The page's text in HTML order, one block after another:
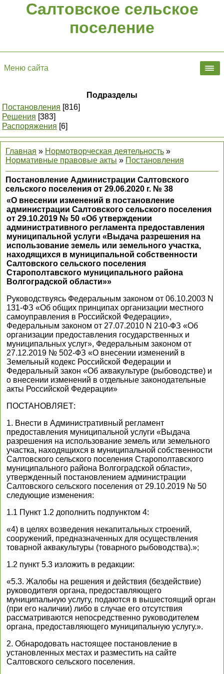
Салтовское сельское
поселение
Меню сайта
Подразделы
Постановления [816]
Решения [383]
Распоряжения [6]
Главная » Нормотворческая деятельность »
Нормативные правовые акты » Постановления
Постановление Администрации Салтовского
сельского поселения от 29.06.2020 г. № 38
«О внесении изменений в постановление
администрации Салтовского сельского поселения
от 29.10.2019 № 50 «Об утверждении
административного регламента предоставления
муниципальной услуги «Выдача разрешения на
использование земель или земельного участка,
находящихся в муниципальной собственности
Салтовского сельского поселения
Старополтавского муниципального района
Волгоградской области»»
Руководствуясь Федеральным законом от 06.10.2003 N
131-ФЗ «Об общих принципах организации местного
самоуправления в Российской Федерации»,
Федеральным законом от 27.07.2010 N 210-ФЗ «Об
организации предоставления государственных и
муниципальных услуг», Федеральным законом от
27.12.2019 № 502-ФЗ «О внесении изменений в
Земельный кодекс Российской Федерации и
Федеральный закон «Об аквакультуре (рыбоводстве) и
о внесении изменений в отдельные законодательные
акты Российской Федерации»
ПОСТАНОВЛЯЕТ:
1. Внести в Административный регламент
предоставления муниципальной услуги «Выдача
разрешения на использование земель или земельного
участка, находящихся в муниципальной собственности
Салтовского сельского поселения Старополтавского
муниципального района Волгоградской области»,
утвержденный постановлением администрации
Салтовского сельского поселения от 29.10.2019 № 50
следующие изменения:
1.1 Пункт 1.2 дополнить подпунктом 4:
«4) в целях возведения некапитальных строений,
сооружений, предназначенных для осуществления
товарной аквакультуры (товарного рыбоводства).»;
1.2 пункт 5.3 изложить в редакции:
«5.3. Жалобы на решения и действия (бездействие)
руководителя органа, предоставляющего
муниципальную услугу, подаются в вышестоящий орган
(при его наличии) либо в случае его отсутствия
рассматриваются непосредственно руководителем
органа, предоставляющего муниципальную услугу.».
2. Обнародовать настоящее постановление в
установленных местах и разместить на сайте
Салтовского сельского поселения.